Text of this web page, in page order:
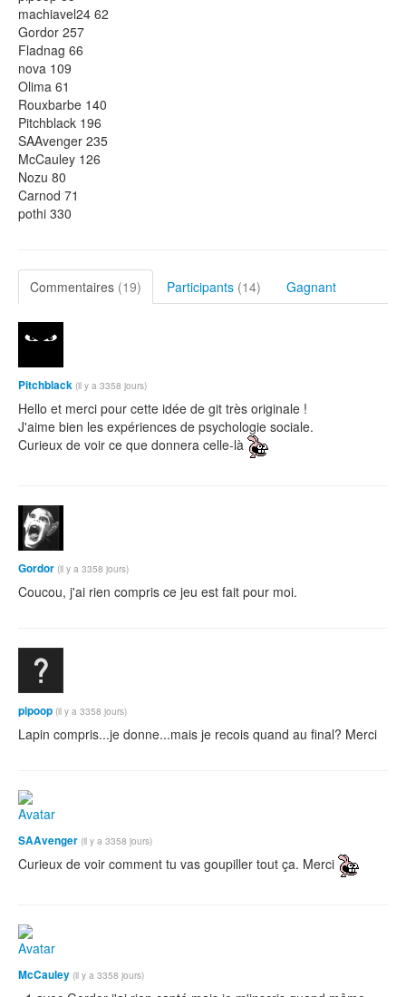
machiavel24 62
Gordor 257
Fladnag 66
nova 109
Olima 61
Rouxbarbe 140
Pitchblack 196
SAAvenger 235
McCauley 126
Nozu 80
Carnod 71
pothi 330
Commentaires (19) Participants (14) Gagnant
Pitchblack (il y a 3358 jours)
Hello et merci pour cette idée de git très originale !
J'aime bien les expériences de psychologie sociale.
Curieux de voir ce que donnera celle-là
Gordor (il y a 3358 jours)
Coucou, j'ai rien compris ce jeu est fait pour moi.
pipoop (il y a 3358 jours)
Lapin compris...je donne...mais je recois quand au final? Merci
SAAvenger (il y a 3358 jours)
Curieux de voir comment tu vas goupiller tout ça. Merci
McCauley (il y a 3358 jours)